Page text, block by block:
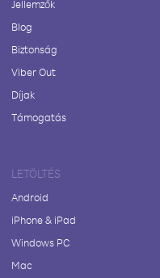
Jellemzők
Blog
Biztonság
Viber Out
Díjak
Támogatás
LETÖLTÉS
Android
iPhone & iPad
Windows PC
Mac